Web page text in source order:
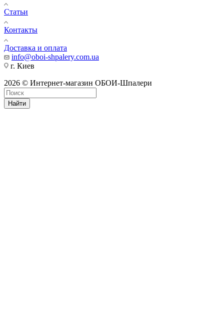
Статьи
Контакты
Доставка и оплата
info@oboi-shpalery.com.ua
г. Киев
2026 © Интернет-магазин ОБОИ-Шпалери
Найти